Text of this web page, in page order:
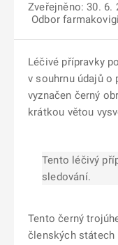
Zveřejněno: 30. 6.
Odbor
Léčivé přípravky
v souhrnu údajů o
vyznačen černý
krátkou větou
Tento léčivý
sledování.
Tento černý
členských státech